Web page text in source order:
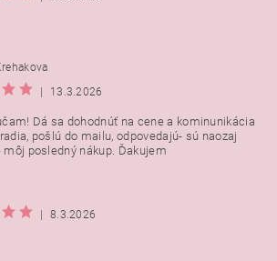
|
13.3.2026
Dá sa dohodnúť na cene a kominunikácia
pošlú do mailu, odpovedajú- sú naozaj
posledný nákup. Ďakujem
| 8.3.2026